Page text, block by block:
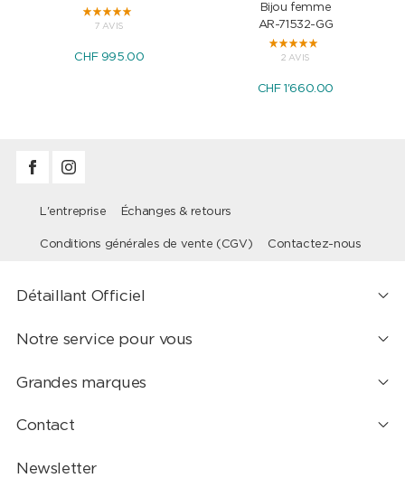
7 AVIS
CHF 995.00
Bijou femme
AR-71532-GG
2 AVIS
CHF 1'660.00
L'entreprise Échanges & retours
Conditions générales de vente (CGV) Contactez-nous
Détaillant Officiel
Notre service pour vous
Grandes marques
Contact
Newsletter